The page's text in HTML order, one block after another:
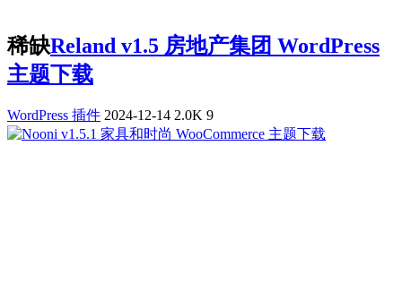
稀缺Reland v1.5 房地产集团 WordPress
主题下载
WordPress 插件 2024-12-14 2.0K 9